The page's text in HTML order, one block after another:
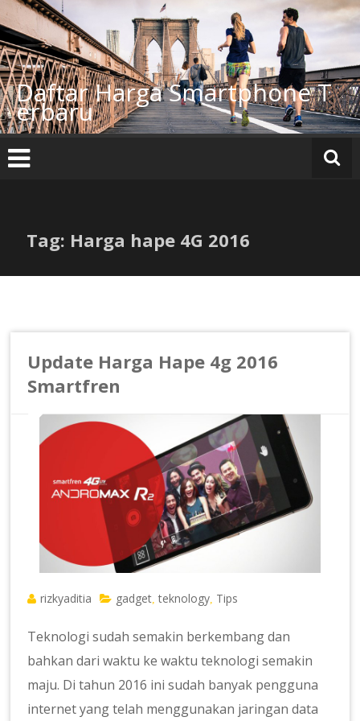
Lompat
ke
konten
Daftar Harga Smartphone T
erbaru
Tag: Harga hape 4G 2016
Update Harga Hape 4g 2016
Smartfren
rizkyaditia gadget ,teknology Tips
Teknologi sudah semakin berkembang dan
bahkan dari waktu ke waktu teknologi semakin
maju. Di tahun 2016 ini sudah banyak pengguna
internet yang telah menggunakan jaringan data